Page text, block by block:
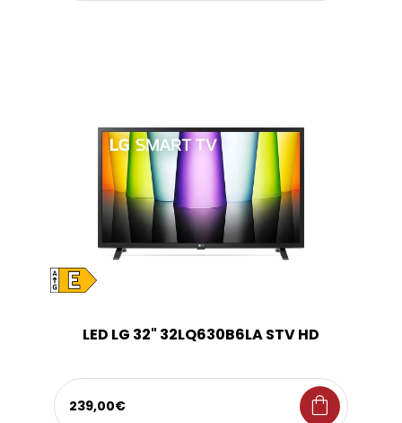
LED LG 32" 32LQ630B6LA STV HD
239,00€ shopping_bag